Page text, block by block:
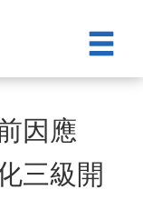
因應
三級開